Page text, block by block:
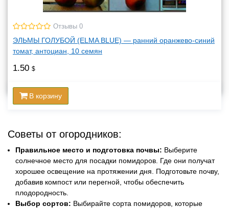
Отзывы 0
ЭЛЬМЫ ГОЛУБОЙ (ELMA BLUE) — ранний оранжево-синий
томат, антоциан, 10 семян
1.50 $
В корзину
Советы от огородников:
Правильное место и подготовка почвы: Выберите
солнечное место для посадки помидоров. Где они получат
хорошее освещение на протяжении дня. Подготовьте почву,
добавив компост или перегной, чтобы обеспечить
плодородность.
Выбор сортов: Выбирайте сорта помидоров, которые